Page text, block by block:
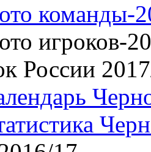
команды-
игроков-
России